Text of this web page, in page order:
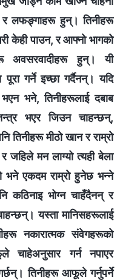
र लफङ्गाहरू हुन्। तिनीहरू
केही पाउन, र आफ्‍नो भागको
अवसरवादीहरू हुन्। यी
गर्ने इच्छा गर्दैनन्। यदि
भने, तिनीहरूलाई दबाब
भएर जिउन चाहन्छन्,
तिनीहरू मीठो खान र राम्रो
जहिले मन लाग्यो त्यही बेला
एकदम राम्रो हुनेछ भन्‍ने
कठिनाइ भोग्‍न चाहँदैनन् र
यस्ता मानिसहरूलाई
नकारात्मक संवेगहरूको
चाहेअनुसार गर्न नपाएर
तिनीहरू आफूले गर्नुपर्ने